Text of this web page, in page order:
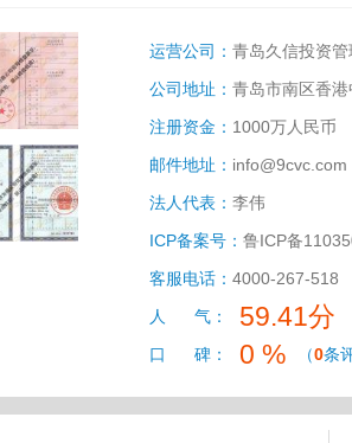
运营公司： 青岛久信投资管
公司地址： 青岛市南区香
注册资金： 1000万人民币
邮件地址： info@9cvc.com
法人代表： 李伟
ICP备案号： 鲁ICP备
客服电话： 4000-267-518
人 气：
59.41分
口 碑：
0 % （0条